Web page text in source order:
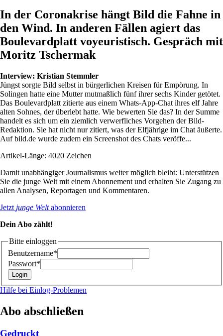
In der Coronakrise hängt Bild die Fahne in
den Wind. In anderen Fällen agiert das
Boulevardplatt voyeuristisch. Gespräch mit
Moritz Tschermak
Interview: Kristian Stemmler
Jüngst sorgte Bild selbst in bürgerlichen Kreisen für Empörung. In
Solingen hatte eine Mutter mutmaßlich fünf ihrer sechs Kinder getötet.
Das Boulevardplatt zitierte aus einem Whats-App-Chat ihres elf Jahre
alten Sohnes, der überlebt hatte. Wie bewerten Sie das? In der Summe
handelt es sich um ein ziemlich verwerfliches Vorgehen der Bild-
Redaktion. Sie hat nicht nur zitiert, was der Elfjährige im Chat äußerte.
Auf bild.de wurde zudem ein Screenshot des Chats veröffe...
Artikel-Länge: 4020 Zeichen
Damit unabhängiger Journalismus weiter möglich bleibt: Unterstützen
Sie die junge Welt mit einem Abonnement und erhalten Sie Zugang zu
allen Analysen, Reportagen und Kommentaren.
Jetzt junge Weltabonnieren
Dein Abo zählt!
Bitte einloggen
Benutzername*
Passwort*
Hilfe bei Einlog-Problemen
Abo abschließen
Gedruckt